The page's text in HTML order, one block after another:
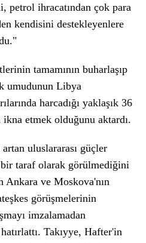
petrol ihracatından çok para
kendisini destekleyenlere
tamamının buharlaşıp
umudunun Libya
harcadığı yaklaşık 36
etmek olduğunu aktardı.
uluslararası güçler
taraf olarak görülmediğini
Ankara ve Moskova'nın
görüşmelerinin
imzalamadan
Takıyye, Hafter'in